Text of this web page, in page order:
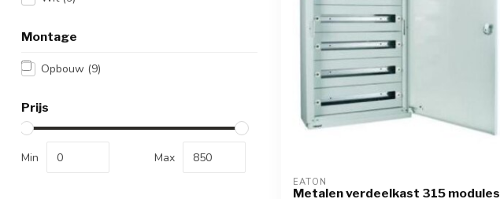
Montage
Opbouw (9)
Prijs
Min Max
EATON
Metalen verdeelkast 315 modules